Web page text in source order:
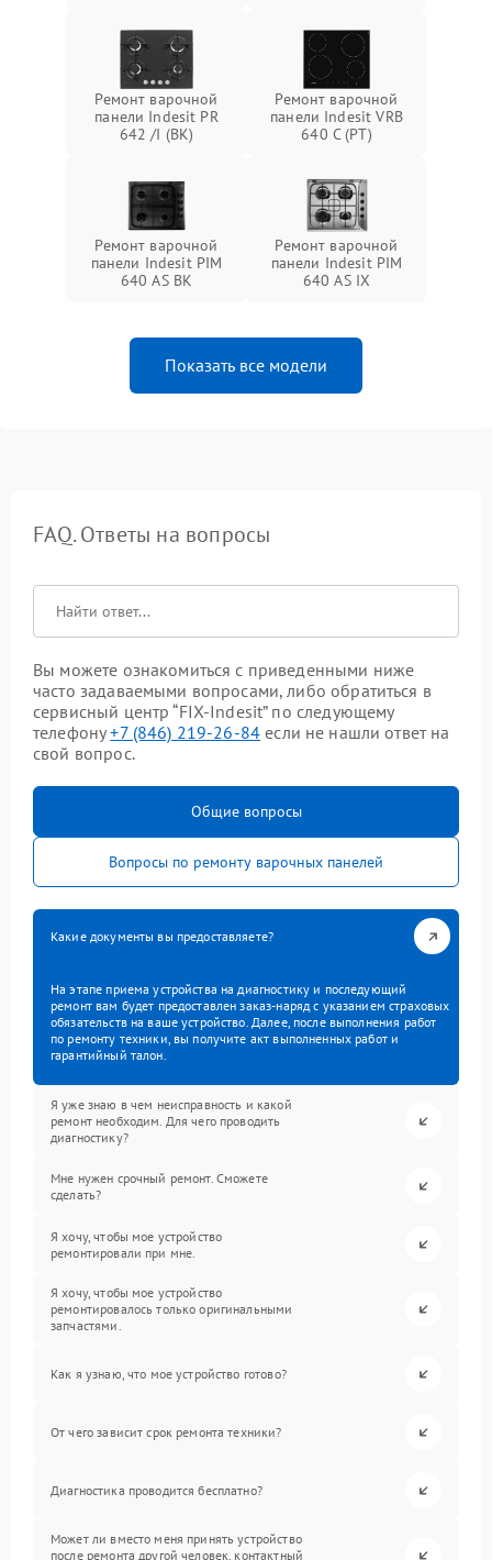
Ремонт варочной
панели Indesit PR
642 /I (BK)
Ремонт варочной
панели Indesit VRB
640 C (PT)
Ремонт варочной
панели Indesit PIM
640 AS BK
Ремонт варочной
панели Indesit PIM
640 AS IX
Показать все модели
FAQ. Ответы на вопросы
Вы можете ознакомиться с приведенными ниже
часто задаваемыми вопросами, либо обратиться в
сервисный центр “FIX-Indesit” по следующему
телефону+7 (846) 219-26-84 если не нашли ответ на
свой вопрос.
Общие вопросы
Вопросы по ремонту варочных панелей
Какие документы вы предоставляете?
На этапе приема устройства на диагностику и последующий
ремонт вам будет предоставлен заказ-наряд с указанием страховых
обязательств на ваше устройство. Далее, после выполнения работ
по ремонту техники, вы получите акт выполненных работ и
гарантийный талон.
Я уже знаю в чем неисправность и какой
ремонт необходим. Для чего проводить
диагностику?
Мне нужен срочный ремонт. Сможете
сделать?
Я хочу, чтобы мое устройство
ремонтировали при мне.
Я хочу, чтобы мое устройство
ремонтировалось только оригинальными
запчастями.
Как я узнаю, что мое устройство готово?
От чего зависит срок ремонта техники?
Диагностика проводится бесплатно?
Может ли вместо меня принять устройство
после ремонта другой человек, контактный